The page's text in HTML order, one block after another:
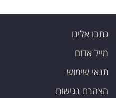
כתבו אלינו
מייל אדום
תנאי שימוש
הצהרת נגישות